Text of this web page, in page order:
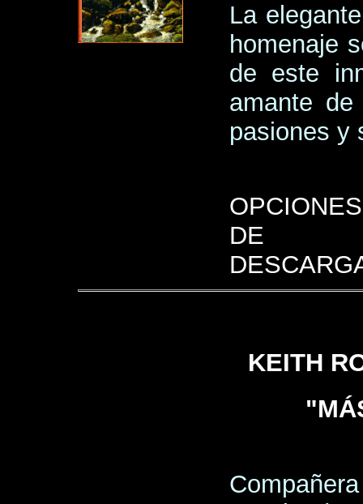
La
homenaje
de este
amante
pasiones y
OPCIONES
DE
KEITH